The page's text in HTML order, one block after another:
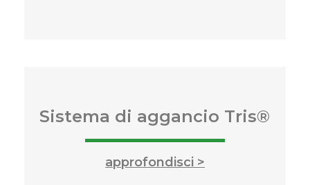
Sistema di aggancio Tris®
approfondisci >